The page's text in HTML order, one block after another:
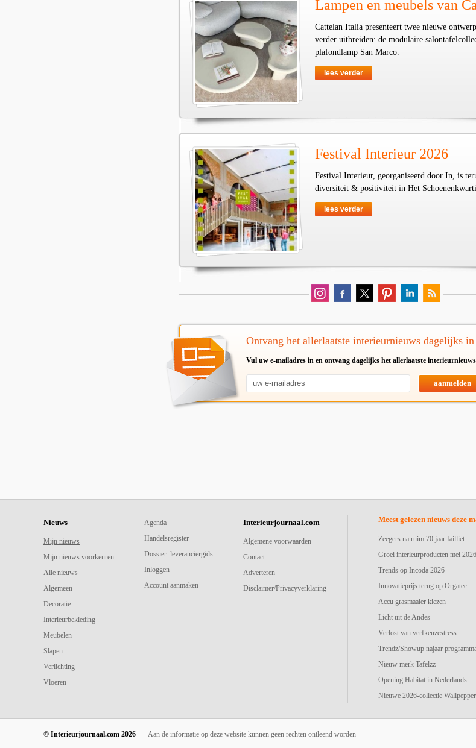
Lampen en meubels van
Cattelan Italia presenteert twee nieuwe
verder uitbreiden: de modulaire
plafondlamp San Marco.
lees verder
Festival Interieur 2026
Festival Interieur, georganiseerd door In, is
diversiteit & positiviteit in Het
lees verder
Ontvang het allerlaatste interieurnieuws dagelijks
Vul uw e-mailadres in en ontvang dagelijks het allerlaatste
aanmelden
Nieuws
Mijn nieuws
Mijn nieuws voorkeuren
Alle nieuws
Algemeen
Decoratie
Interieurbekleding
Meubelen
Slapen
Verlichting
Vloeren
Agenda
Handelsregister
Dossier: leveranciergids
Inloggen
Account aanmaken
Interieurjournaal.com
Algemene voorwaarden
Contact
Adverteren
Disclaimer/Privacyverklaring
Meest gelezen nieuws deze
Zeegers na ruim 70 jaar failliet
Groei interieurproducten mei 2026
Trends op Incoda 2026
Innovatieprijs terug op Orgatec
Accu grasmaaier kiezen
Licht uit de Andes
Verlost van verfkeuzestress
Trendz/Showup najaar
Nieuw merk Tafelzz
Opening Habitat in Nederlands
Nieuwe 2026-collectie Wallpepper
© Interieurjournaal.com 2026 Aan de informatie op deze website kunnen geen rechten ontleend worden